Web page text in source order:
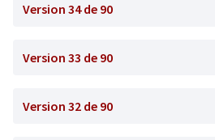
Version 34 de 90
Version 33 de 90
Version 32 de 90